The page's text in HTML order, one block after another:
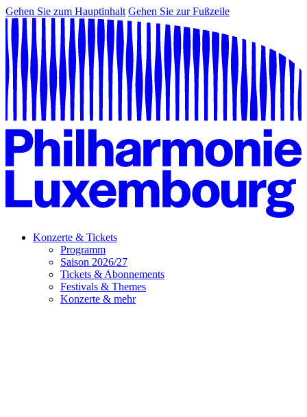
Gehen Sie zum Hauptinhalt Gehen Sie zur Fußzeile
Konzerte & Tickets
Programm
Saison 2026/27
Tickets & Abonnements
Festivals & Themes
Konzerte & mehr